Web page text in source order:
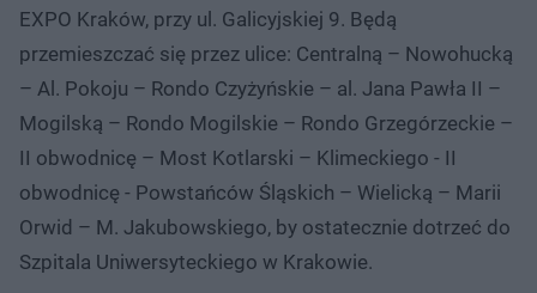
EXPO Kraków, przy ul. Galicyjskiej 9. Będą
przemieszczać się przez ulice: Centralną – Nowohucką
– Al. Pokoju – Rondo Czyżyńskie – al. Jana Pawła II –
Mogilską – Rondo Mogilskie – Rondo Grzegórzeckie –
II obwodnicę – Most Kotlarski – Klimeckiego - II
obwodnicę - Powstańców Śląskich – Wielicką – Marii
Orwid – M. Jakubowskiego, by ostatecznie dotrzeć do
Szpitala Uniwersyteckiego w Krakowie.